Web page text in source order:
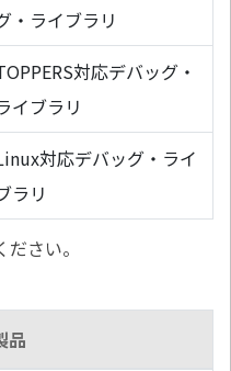
・ライブラリ
対応デバッグ・
イブラリ
対応デバッグ・ライ
ラリ
さい。
品